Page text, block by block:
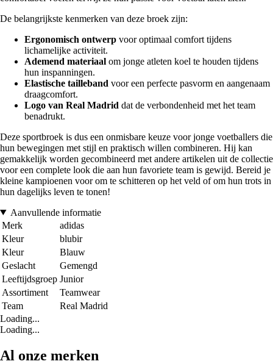
De belangrijkste kenmerken van deze broek zijn:
Ergonomisch ontwerp voor optimaal comfort tijdens
lichamelijke activiteit.
Ademend materiaal om jonge atleten koel te houden tijdens
hun inspanningen.
Elastische tailleband voor een perfecte pasvorm en aangenaam
draagcomfort.
Logo van Real Madrid dat de verbondenheid met het team
benadrukt.
Deze sportbroek is dus een onmisbare keuze voor jonge voetballers die
hun bewegingen met stijl en praktisch willen combineren. Hij kan
gemakkelijk worden gecombineerd met andere artikelen uit de collectie
voor een complete look die aan hun favoriete team is gewijd. Bereid je
kleine kampioenen voor om te schitteren op het veld of om hun trots in
hun dagelijks leven te tonen!
Aanvullende informatie
Merk
adidas
Kleur
blubir
Kleur
Blauw
Geslacht
Gemengd
Leeftijdsgroep Junior
Assortiment
Teamwear
Team
Real Madrid
Loading...
Loading...
Al onze merken